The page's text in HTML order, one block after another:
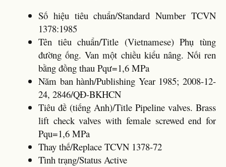
Số hiệu tiêu chuẩn/Standard Number TCVN
1378:1985
Tên tiêu chuẩn/Title (Vietnamese) Phụ tùng
đường ống. Van một chiều kiểu nâng. Nối ren
bằng đồng thau Pqư=1,6 MPa
Năm ban hành/Publishing Year 1985; 2008-12-
24, 2846/QĐ-BKHCN
Tiêu đề (tiếng Anh)/Title Pipeline valves. Brass
lift check valves with female screwed end for
Pqu=1,6 MPa
Thay thế/Replace TCVN 1378-72
Tình trạng/Status Active